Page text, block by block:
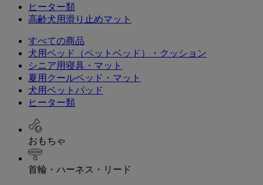
ヒーター類
高齢犬用滑り止めマット
すべての商品
犬用ベッド（ペットベッド）・クッション
シニア用寝具・マット
夏用クールベッド・マット
犬用ベットパッド
ヒーター類
おもちゃ
首輪・ハーネス・リード